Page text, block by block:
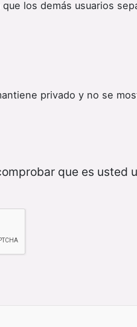
los demás usuarios
privado y no se
que es